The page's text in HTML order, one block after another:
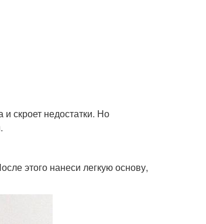
скроет недостатки. Но
этого нанеси легкую основу,